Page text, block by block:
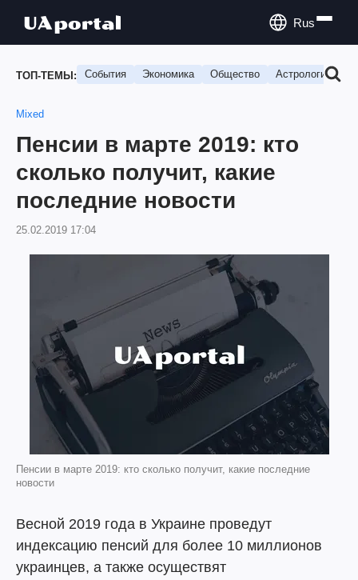
Rus
ТОП-ТЕМЫ: События Экономика Общество Астрология
Mixed
Пенсии в марте 2019: кто
сколько получит, какие
последние новости
25.02.2019 17:04
Пенсии в марте 2019: кто сколько получит, какие последние
новости
Весной 2019 года в Украине проведут
индексацию пенсий для более 10 миллионов
украинцев, а также осуществят